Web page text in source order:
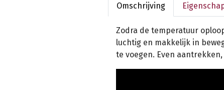
Omschrijving
Zodra de temperatuur
luchtig en makkelijk in
te voegen. Even